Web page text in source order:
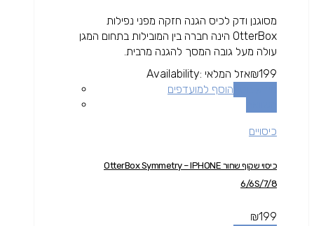
מסוגנן ודק לכיס הגנה חזקה מפני נפילות
OtterBox הינה חברה בין המובילות בתחום המגן
עולה מעל גובה המסך להגנה מרבית.
₪199
Availability: אזל המלאי
הוסף למועדפים
כיסויים
כיסוי שקוף שחור OtterBox Symmetry – IPHONE
6/6S/7/8
₪199